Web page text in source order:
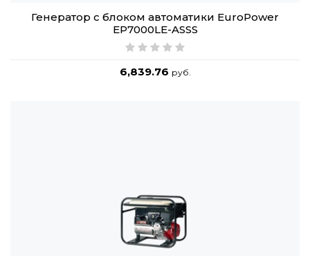
Генератор с блоком автоматики EuroPower
EP7000LE-ASSS
6,839.76 руб.